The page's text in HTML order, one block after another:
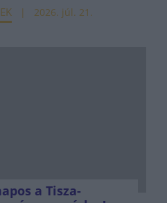
2026. júl. 21.
a Tisza-